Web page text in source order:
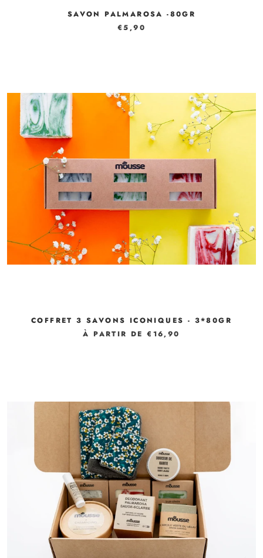
SAVON PALMAROSA -80GR
€5,90
COFFRET 3 SAVONS ICONIQUES - 3*80GR
À PARTIR DE €16,90